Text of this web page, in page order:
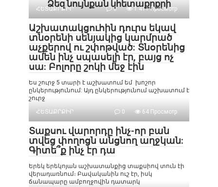
Ձեզ նույնքան կհետաքրքրի
ՀԵՏԱՔՐՔԻՐ 0 1 411 Просмотр
Աշխատակցուհին դուրս եկավ
տնօրենի սենյակից կարմրած
աչքերով ու շփոթված: Տնօրենից
ամեն ինչ սպասելի էր, բայց ոչ
սա: Բոլորը շոկի մեջ էին
Ես շուրջ 5 տարի է աշխատում եմ խոշոր
ընկերությունում: Այդ ընկերությունում աշխատում է
շուրջ
ՀԵՏԱՔՐՔԻՐ
0 64 Просмотр
Տաքսու վարորդը ինչ-որ բան
տվեց փողոցն անցնող աղջկան:
Գիտե՞ք ինչ էր դա
Երեկ երեկոյան աշխատանքից տաքսիով տուն էի
վերադառնում։ Բավականին ուշ էր, իսկ
ճանապարը ամբողջովին դատարկ